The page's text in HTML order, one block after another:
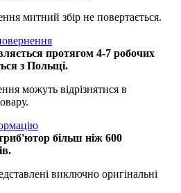
митний збір не повертається.
протягом 4-7 робочих
з Польщі.
можуть відрізнятися в
більш ніж 600
виключно оригінальні